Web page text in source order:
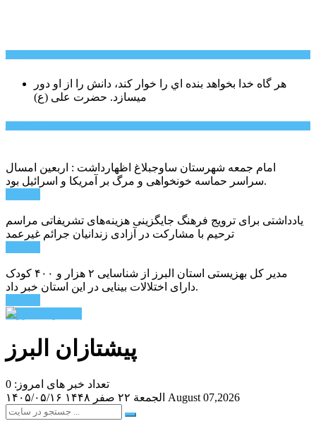
هر گاه خدا بخواهد بنده اي را خوار كند، دانش را از او دور
میسازد. حضرت علی (ع)
امام جمعه شهرستان ساوجبلاغ اظهارداشت : اربعین امسال
سراسر حماسه خونخواهی و مرگ بر آمریکا و اسرائیل بود.
یادداشتی برای ترویج فرهنگ جایگزینی هزینه‌های تشریفاتی مراسم
ترحیم با مشارکت در آزادی زندانیان جرائم غیرعمد
مدیر کل بهزیستی استان البرز از شناسایی ۲ هزار و ۴۰۰ کودک
دارای اختلالات بینایی در این استان خبر داد.
پیشتازان البرز
تعداد خبر های امروز: 0
۱۴۰۵/۰۵/۱۶
الجمعة ۲۲ صفر ۱۴۴۸ August 07,2026